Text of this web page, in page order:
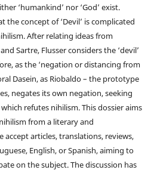
‘humankind’ nor ‘God’ exist.
the concept of ‘Devil’ is complicated
After relating ideas from
Sartre, Flusser considers the ‘devil’
as the ‘negation or distancing from
Dasein, as Riobaldo – the prototype
negates its own negation, seeking
refutes nihilism. This dossier aims
from a literary and
accept articles, translations, reviews,
English, or Spanish, aiming to
on the subject. The discussion has